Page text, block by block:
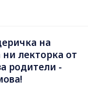
на
ни лекторка от
родители -